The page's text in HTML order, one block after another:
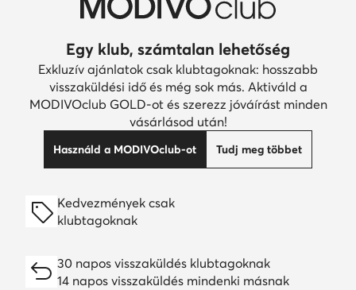
Egy klub, számtalan lehetőség
Exkluzív ajánlatok csak klubtagoknak: hosszabb
visszaküldési idő és még sok más. Aktiváld a
MODIVOclub GOLD-ot és szerezz jóváírást minden
vásárlásod után!
Használd a MODIVOclub-ot Tudj meg többet
Kedvezmények csak
klubtagoknak
30 napos visszaküldés klubtagoknak
14 napos visszaküldés mindenki másnak